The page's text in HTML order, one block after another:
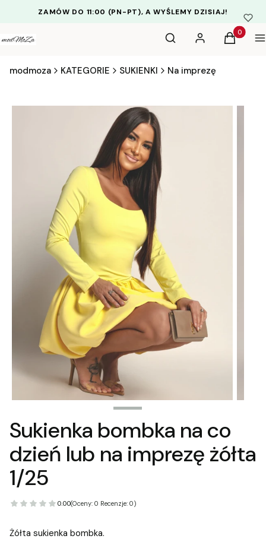
ZAMÓW DO 11:00 (PN-PT), A WYŚLEMY DZISIAJ!
Otwórz wyszukiwarkę
Szukaj Zaloguj sięProdukty
Koszyk
modmoza KATEGORIE SUKIENKI Na imprezę
Sukienka bombka na co
dzień lub na imprezę żółta
1/25
0.00(Oceny: 0 Recenzje: 0)
Żółta sukienka bombka.